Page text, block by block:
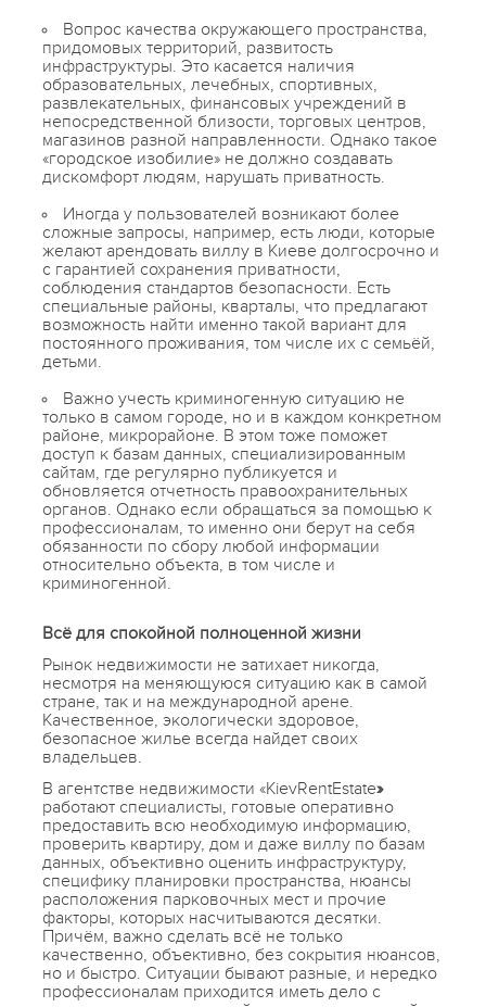
Вопрос качества окружающего пространства,
придомовых территорий, развитость
инфраструктуры. Это касается наличия
образовательных, лечебных, спортивных,
развлекательных, финансовых учреждений в
непосредственной близости, торговых центров,
магазинов разной направленности. Однако такое
«городское изобилие» не должно создавать
дискомфорт людям, нарушать приватность.
Иногда у пользователей возникают более
сложные запросы, например, есть люди, которые
желают арендовать виллу в Киеве долгосрочно и
с гарантией сохранения приватности,
соблюдения стандартов безопасности. Есть
специальные районы, кварталы, что предлагают
возможность найти именно такой вариант для
постоянного проживания, том числе их с семьёй,
детьми.
Важно учесть криминогенную ситуацию не
только в самом городе, но и в каждом конкретном
районе, микрорайоне. В этом тоже поможет
доступ к базам данных, специализированным
сайтам, где регулярно публикуется и
обновляется отчетность правоохранительных
органов. Однако если обращаться за помощью к
профессионалам, то именно они берут на себя
обязанности по сбору любой информации
относительно объекта, в том числе и
криминогенной.
Всё для спокойной полноценной жизни
Рынок недвижимости не затихает никогда,
несмотря на меняющуюся ситуацию как в самой
стране, так и на международной арене.
Качественное, экологически здоровое,
безопасное жилье всегда найдет своих
владельцев.
В агентстве недвижимости «KievRentEstate»
работают специалисты, готовые оперативно
предоставить всю необходимую информацию,
проверить квартиру, дом и даже виллу по базам
данных, объективно оценить инфраструктуру,
специфику планировки пространства, нюансы
расположения парковочных мест и прочие
факторы, которых насчитываются десятки.
Причём, важно сделать всё не только
качественно, объективно, без сокрытия нюансов,
но и быстро. Ситуации бывают разные, и нередко
профессионалам приходится иметь дело с